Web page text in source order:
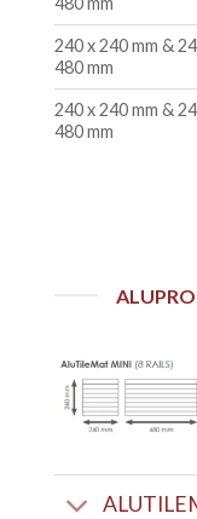
240 x 240 mm &
480 mm
240 x 240 mm &
480 mm